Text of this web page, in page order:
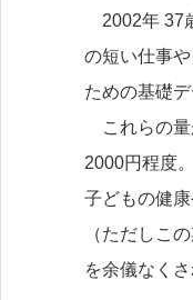
2002年 37
の短い仕事
ための基礎
これらの量
2000円程度
子どもの健
（ただしこ
を余儀なく